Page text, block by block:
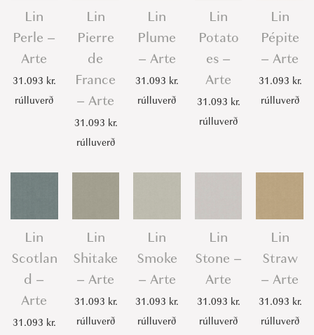
Lin
Perle –
Arte
31.093 kr.
rúlluverð
Lin
Pierre
de
France
– Arte
31.093 kr.
rúlluverð
Lin
Plume
– Arte
31.093 kr.
rúlluverð
Lin
Potato
es –
Arte
31.093 kr.
rúlluverð
Lin
Pépite
– Arte
31.093 kr.
rúlluverð
Lin
Scotlan
d –
Arte
31.093 kr.
Lin
Shitake
– Arte
31.093 kr.
rúlluverð
Lin
Smoke
– Arte
31.093 kr.
rúlluverð
Lin
Stone –
Arte
31.093 kr.
rúlluverð
Lin
Straw
– Arte
31.093 kr.
rúlluverð